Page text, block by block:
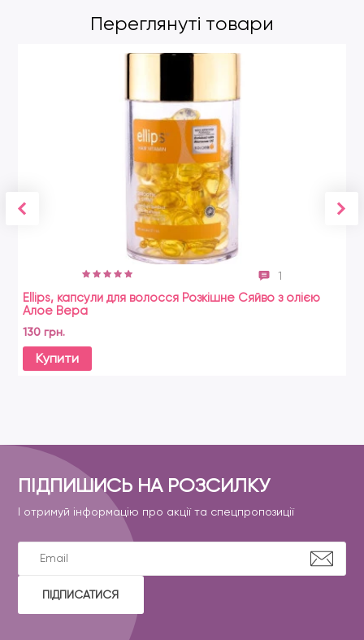
Переглянуті товари
1
Ellips, капсули для волосся Розкішне Сяйво з олією
Алое Вера
130 грн.
Купити
ПІДПИШИСЬ НА РОЗСИЛКУ
І отримуй інформацію про акції та спецпропозиції
ПІДПИСАТИСЯ